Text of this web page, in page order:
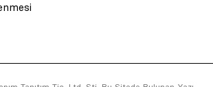
Yapım Tanıtım Tic. Ltd. Şti. Bu Sitede Bulunan
Agencytarafından tasarlanmış ve